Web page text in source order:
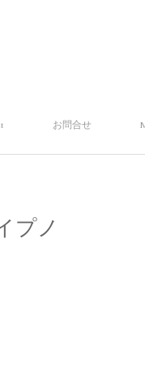
お問合せ
プノ